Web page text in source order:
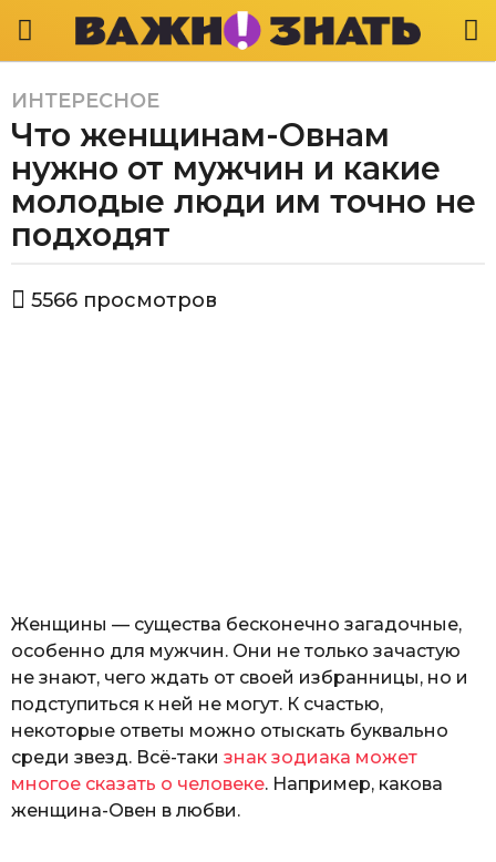
5
л
т
a
g
5
л
ИНТЕРЕСНОЕ
Что женщинам-Овнам
нужно от мужчин и какие
молодые люди им точно не
подходят
в
5566 просмотров
Женщины — существа бесконечно загадочные,
особенно для мужчин. Они не только зачастую
не знают, чего ждать от своей избранницы, но и
подступиться к ней не могут. К счастью,
некоторые ответы можно отыскать буквально
среди звезд. Всё-таки знак зодиака может
многое сказать о человеке. Например, какова
женщина-Овен в любви.